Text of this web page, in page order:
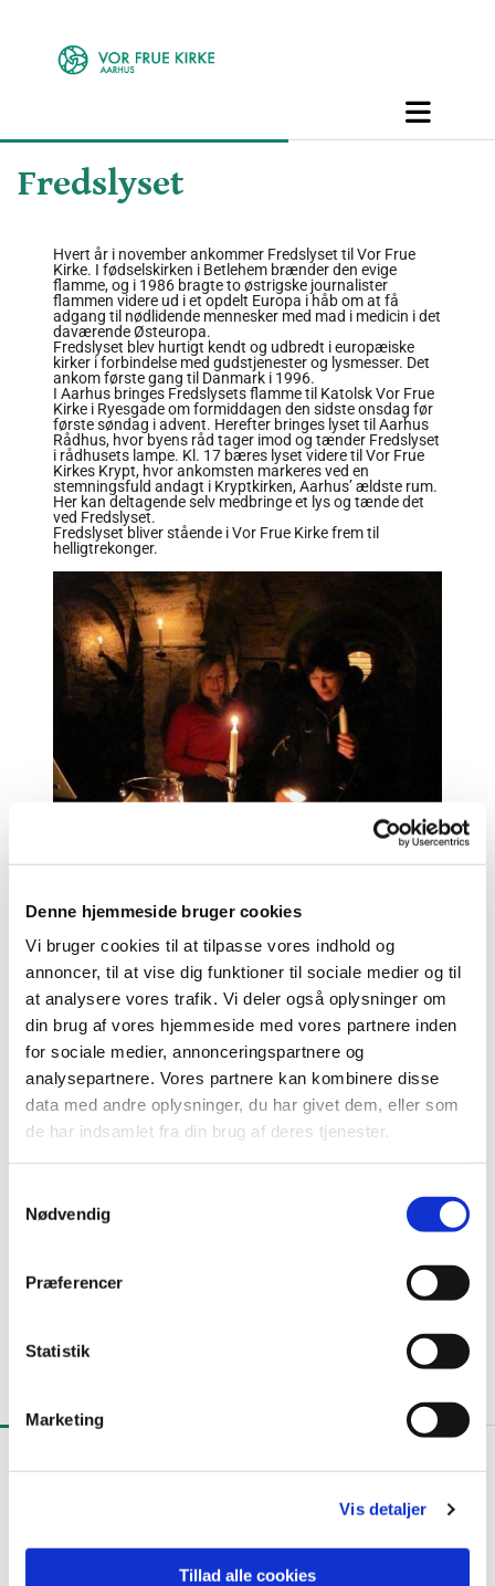
Denne hjemmeside bruger cookies
Vi bruger cookies til at tilpasse vores indhold og
annoncer, til at vise dig funktioner til sociale medier og til
at analysere vores trafik. Vi deler også oplysninger om
din brug af vores hjemmeside med vores partnere inden
for sociale medier, annonceringspartnere og
analysepartnere. Vores partnere kan kombinere disse
data med andre oplysninger, du har givet dem, eller som
de har indsamlet fra din brug af deres tjenester.
a
Nødvendig
Præferencer
Statistik
Marketing
Vis detaljer
Tillad alle cookies
Fredslyset
Hvert år i november ankommer Fredslyset til Vor Frue
Kirke. I fødselskirken i Betlehem brænder den evige
flamme, og i 1986 bragte to østrigske journalister
flammen videre ud i et opdelt Europa i håb om at få
adgang til nødlidende mennesker med mad i medicin i det
daværende Østeuropa.
Fredslyset blev hurtigt kendt og udbredt i europæiske
kirker i forbindelse med gudstjenester og lysmesser. Det
ankom første gang til Danmark i 1996.
I Aarhus bringes Fredslysets flamme til Katolsk Vor Frue
Kirke i Ryesgade om formiddagen den sidste onsdag før
første søndag i advent. Herefter bringes lyset til Aarhus
Rådhus, hvor byens råd tager imod og tænder Fredslyset
i rådhusets lampe. Kl. 17 bæres lyset videre til Vor Frue
Kirkes Krypt, hvor ankomsten markeres ved en
stemningsfuld andagt i Kryptkirken, Aarhus’ ældste rum.
Her kan deltagende selv medbringe et lys og tænde det
ved Fredslyset.
Fredslyset bliver stående i Vor Frue Kirke frem til
helligtrekonger.
Næste
kirken